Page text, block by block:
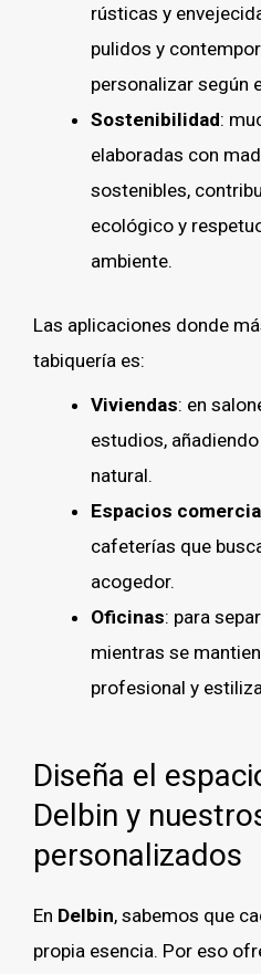
rústicas y
pulidos y
personalizar según
Sostenibilidad:
elaboradas con
sostenibles,
ecológico y
ambiente.
Las aplicaciones donde
tabiquería es:
Viviendas: en
estudios,
natural.
Espacios
cafeterías que
acogedor.
Oficinas: para
mientras se
profesional y
Diseña el
Delbin y
personalizados
En Delbin, sabemos que
propia esencia. Por eso